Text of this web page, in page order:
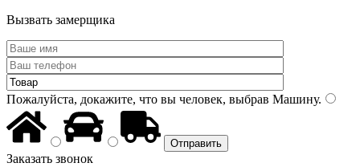
Вызвать замерщика
Пожалуйста, докажите, что вы человек, выбрав Машину.
Заказать звонок